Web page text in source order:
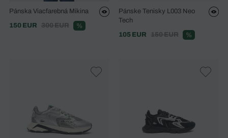
Pánska Viacfarebná Mikina
150 EUR
300 EUR %
Pánske Tenisky L003 Neo
Tech
105 EUR
150 EUR %